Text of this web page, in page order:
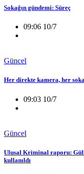
Sokağın gündemi: Süreç
09:06 10/7
Güncel
Her direkte kamera, her
09:03 10/7
Güncel
Ulusal Kriminal raporu:
kullanıldı